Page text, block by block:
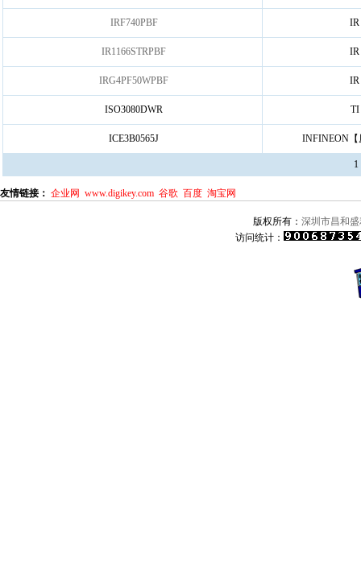
IRF740PBF IR
IR1166STRPBF IR
IRG4PF50WPBF IR
ISO3080DWR TI
ICE3B0565J INFINEON【
1
友情链接： 企业网 www.digikey.com 谷歌 百度 淘宝网
版权所有： 深圳市昌和
访问统计：